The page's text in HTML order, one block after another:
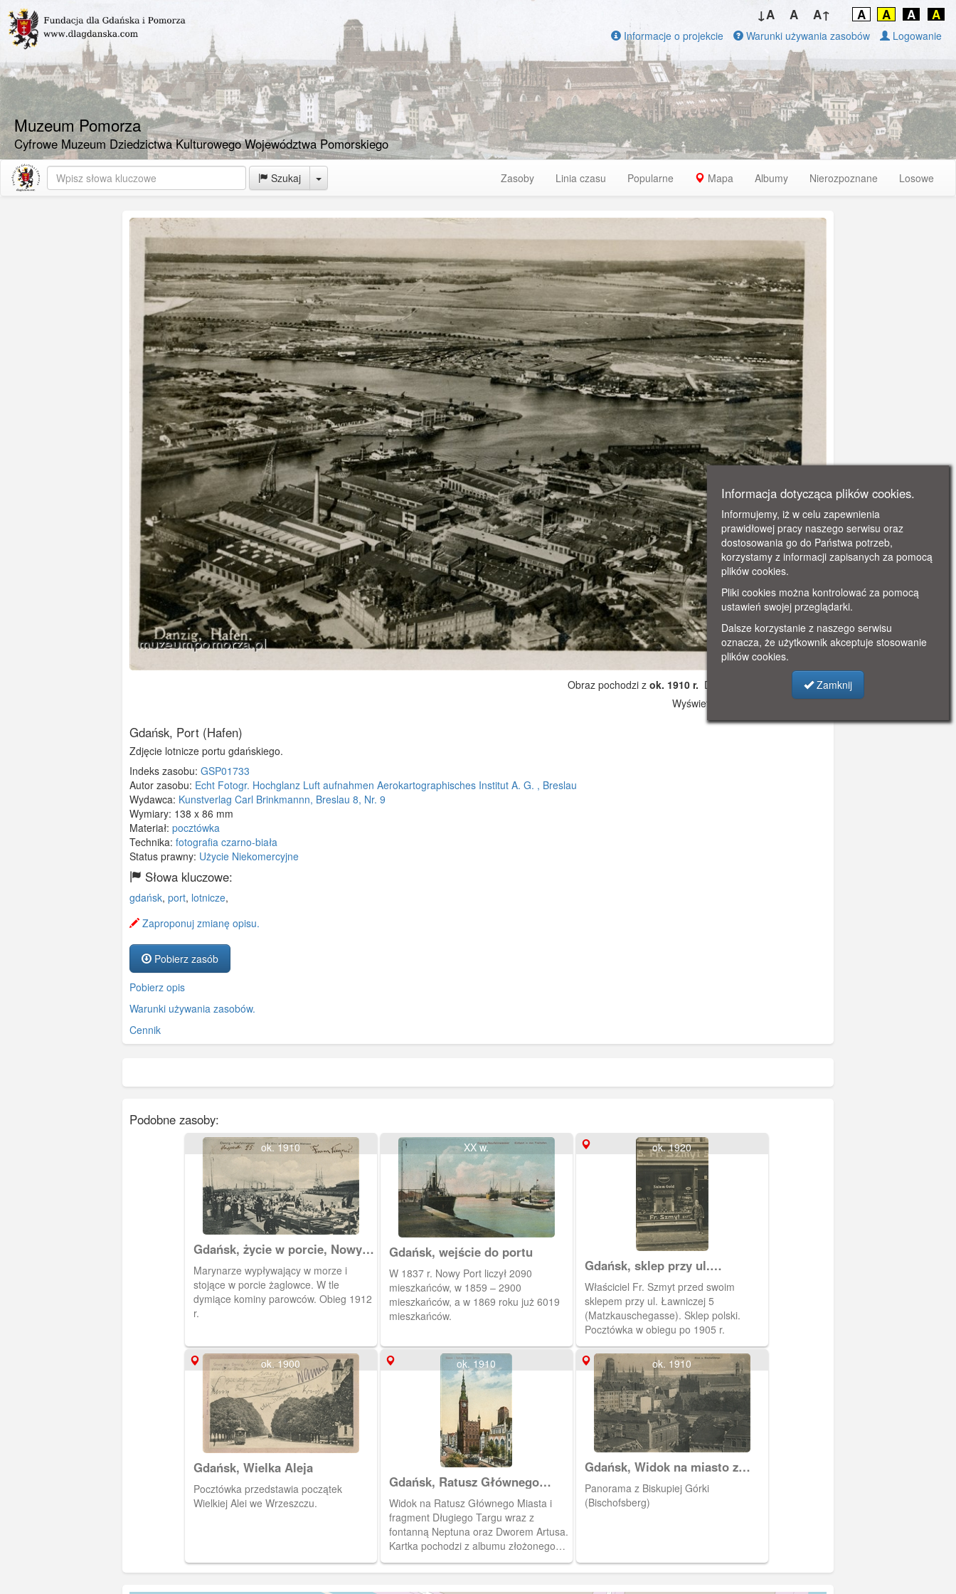
Muzeum Pomorza
Cyfrowe Muzeum Dziedzictwa Kulturowego Województwa Pomorskiego
↓A A A↑ A A A A
Informacje o projekcie Warunki używania zasobów Logowanie
Szukaj Toggle Dropdown Zasoby Linia czasu Popularne Mapa Albumy Nierozpoznane Losowe
Obraz pochodzi z ok. 1910 r. Dodano: 2019-11-06 17:20
Wyświetlono: 4205
Gdańsk, Port (Hafen)
Zdjęcie lotnicze portu gdańskiego.
Indeks zasobu: GSP01733
Autor zasobu: Echt Fotogr. Hochglanz Luft aufnahmen Aerokartographisches Institut A. G. , Breslau
Wydawca: Kunstverlag Carl Brinkmannn, Breslau 8, Nr. 9
Wymiary: 138 x 86 mm
Materiał: pocztówka
Technika: fotografia czarno-biała
Status prawny: Użycie Niekomercyjne
Słowa kluczowe:
gdańsk, port, lotnicze,
Zaproponuj zmianę opisu.
Pobierz zasób
Pobierz opis
Warunki używania zasobów.
Cennik
Podobne zasoby:
ok. 1910
Gdańsk, życie w porcie, Nowy
Port, Neufahrwasser
Marynarze wypływający w morze i
stojące w porcie żaglowce. W tle
dymiące kominy parowców. Obieg 1912
r.
XX w.
Gdańsk, wejście do portu
W 1837 r. Nowy Port liczył 2090
mieszkańców, w 1859 – 2900
mieszkańców, a w 1869 roku już 6019
mieszkańców.
ok. 1920
Gdańsk, sklep przy ul.
Ławniczej
Właściciel Fr. Szmyt przed swoim
sklepem przy ul. Ławniczej 5
(Matzkauschegasse). Sklep polski.
Pocztówka w obiegu po 1905 r.
ok. 1900
Gdańsk, Wielka Aleja
Pocztówka przedstawia początek
Wielkiej Alei we Wrzeszczu.
ok. 1910
Gdańsk, Ratusz Głównego
Miassta
Widok na Ratusz Głównego Miasta i
fragment Długiego Targu wraz z
fontanną Neptuna oraz Dworem Artusa.
Kartka pochodzi z albumu złożonego
przez R. Czarlińskiego. Album zawiera
11 kartek pocztowych wydanych przez
wydawnictwo Stengel &Co., G.m.b.H,
ok. 1910
Gdańsk, Widok na miasto z
Biskupiej Góry
Panorama z Biskupiej Górki
(Bischofsberg)
Informacja dotycząca plików cookies.
Informujemy, iż w celu zapewnienia
prawidłowej pracy naszego serwisu oraz
dostosowania go do Państwa potrzeb,
korzystamy z informacji zapisanych za pomocą
plików cookies.
Pliki cookies można kontrolować za pomocą
ustawień swojej przeglądarki.
Dalsze korzystanie z naszego serwisu
oznacza, że użytkownik akceptuje stosowanie
plików cookies.
Zamknij